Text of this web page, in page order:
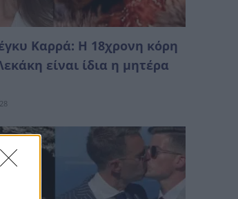
Καρρά: Η 18χρονη κόρη
είναι ίδια η μητέρα